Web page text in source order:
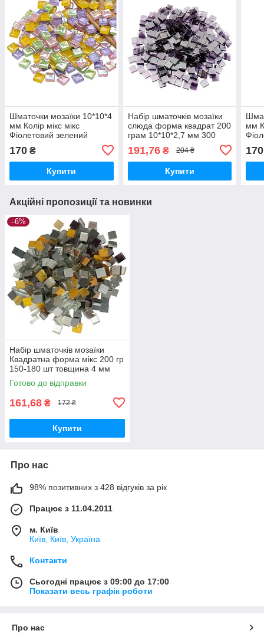
Шматочки мозаїки 10*10*4
мм Колір мікс мікс
Фіолетовий зелений
(95штук 200 г) зі скла.
Форма квадрат
170 ₴
Купити
Набір шматочків мозаїки
слюда форма квадрат 200
грам 10*10*2,7 мм 300
фіолетовий прозорий
191,76₴ 204 ₴
Купити
мм
170
Акційні пропозиції та новинки
–6%
Набір шматочків мозаїки
Квадратна форма мікс 200 гр
150-180 шт товщина 4 мм
Готово до відправки
161,68 ₴ 172 ₴
Купити
Про нас
98% позитивних з 428 відгуків за рік
Працює з 11.04.2011
м. Київ
Київ, Київ, Україна
Контакти
Сьогодні працює з 09:00 до 17:00
Показати весь графік роботи
Про нас